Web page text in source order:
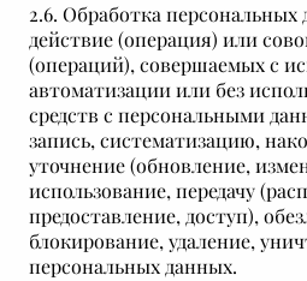
2.6. Обработка
действие (операция) или
(операций), совершаемых с
автоматизации или без
средств с персональными
запись, систематизацию,
уточнение (обновление,
использование, передачу
предоставление, доступ),
блокирование, удаление,
персональных данных.